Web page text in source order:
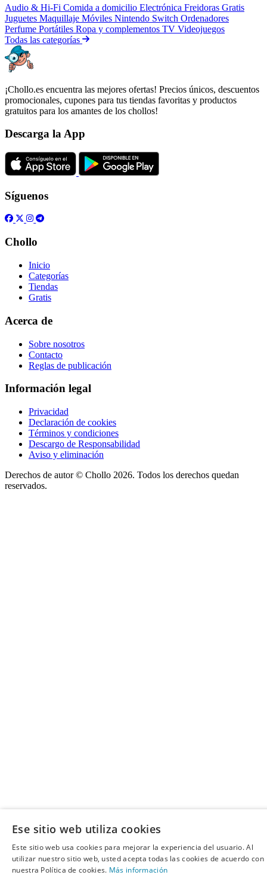
Audio & Hi-Fi Comida a domicilio Electrónica Freidoras Gratis
Juguetes Maquillaje Móviles Nintendo Switch Ordenadores
Perfume Portátiles Ropa y complementos TV Videojuegos
Todas las categorías
¡Chollo.es encuentra las mejores ofertas! Precios únicos, descuentos
promocionales, cupones para tus tiendas favoritas y productos
gratuitos para los amantes de los chollos!
Descarga la App
Síguenos
Chollo
Inicio
Categorías
Tiendas
Gratis
Acerca de
Sobre nosotros
Contacto
Reglas de publicación
Información legal
Privacidad
Declaración de cookies
Términos y condiciones
Descargo de Responsabilidad
Aviso y eliminación
Derechos de autor © Chollo 2026. Todos los derechos quedan
reservados.
Ese sitio web utiliza cookies
Este sitio web usa cookies para mejorar la experiencia del usuario. Al
utilizar nuestro sitio web, usted acepta todas las cookies de acuerdo con
nuestra Política de cookies. Más información